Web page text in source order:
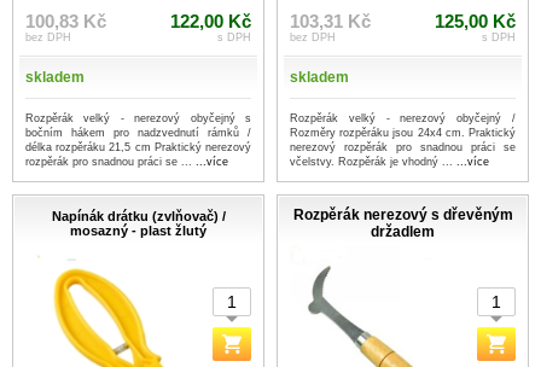
100,83 Kč
bez DPH
122,00 Kč
s DPH
skladem
Rozpěrák velký - nerezový obyčejný s
bočním hákem pro nadzvednutí rámků /
délka rozpěráku 21,5 cm Praktický nerezový
rozpěrák pro snadnou práci se ... ...více
103,31 Kč
bez DPH
125,00 Kč
s DPH
skladem
Rozpěrák velký - nerezový obyčejný /
Rozměry rozpěráku jsou 24x4 cm. Praktický
nerezový rozpěrák pro snadnou práci se
včelstvy. Rozpěrák je vhodný ... ...více
Napínák drátku (zvlňovač) /
mosazný - plast žlutý
Rozpěrák nerezový s dřevěným
držadlem